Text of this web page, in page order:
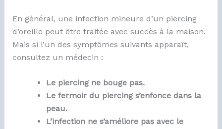
En général, une infection mineure d’un piercing
d’oreille peut être traitée avec succès à la maison.
Mais si l’un des symptômes suivants apparaît,
consultez un médecin :
Le piercing ne bouge pas.
Le fermoir du piercing s’enfonce dans la
peau.
L’infection ne s’améliore pas avec le